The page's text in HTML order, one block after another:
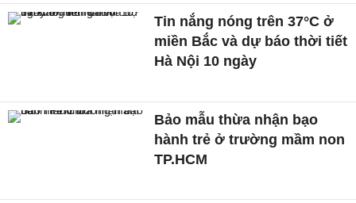
Tin nắng nóng trên 37°C ở
miền Bắc và dự báo thời tiết
Hà Nội 10 ngày
Bảo mẫu thừa nhận bạo
hành trẻ ở trường mầm non
TP.HCM